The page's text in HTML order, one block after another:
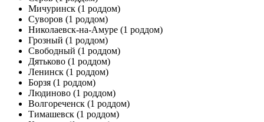
Мичуринск (1 роддом)
Суворов (1 роддом)
Николаевск-на-Амуре (1 роддом)
Грозный (1 роддом)
Свободный (1 роддом)
Дятьково (1 роддом)
Ленинск (1 роддом)
Борзя (1 роддом)
Людиново (1 роддом)
Волгореченск (1 роддом)
Тимашевск (1 роддом)